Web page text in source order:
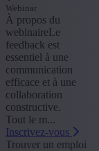
Webinar
À propos du
webinaireLe
feedback est
essentiel à une
communication
efficace et à une
collaboration
constructive.
Tout le m...
Inscrivez-vous
Trouver un emploi